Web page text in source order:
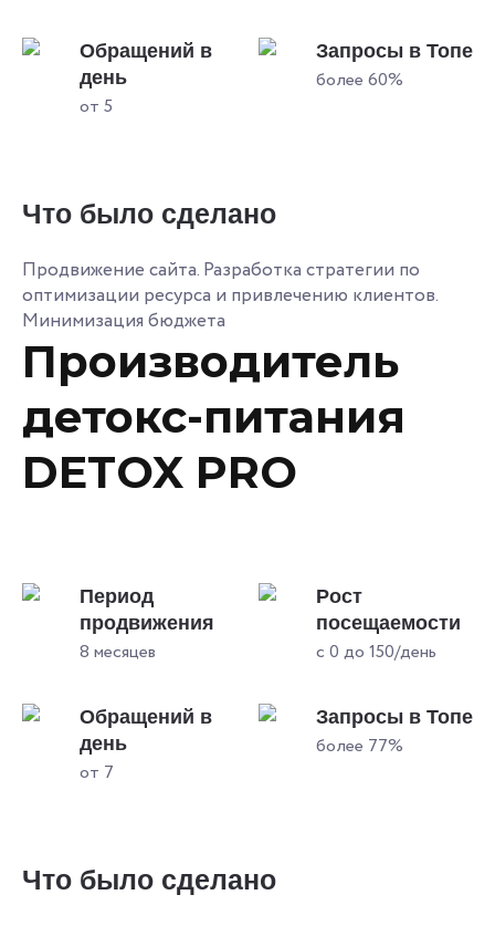
Обращений в
день
от 5
Запросы в Топе
более 60%
Что было сделано
Продвижение сайта. Разработка стратегии по
оптимизации ресурса и привлечению клиентов.
Минимизация бюджета
Производитель
детокс-питания
DETOX PRO
Период
продвижения
8 месяцев
Рост
посещаемости
с 0 до 150/день
Обращений в
день
от 7
Запросы в Топе
более 77%
Что было сделано